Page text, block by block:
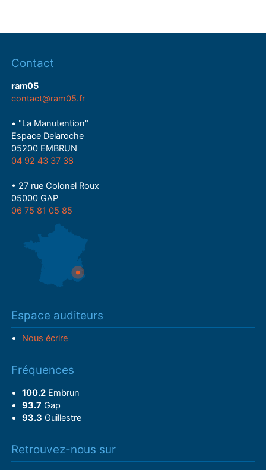
Contact
ram05
contact@ram05.fr
• "La Manutention"
Espace Delaroche
05200 EMBRUN
04 92 43 37 38
• 27 rue Colonel Roux
05000 GAP
06 75 81 05 85
Espace auditeurs
Nous écrire
Fréquences
100.2Embrun
93.7 Gap
93.3 Guillestre
Retrouvez-nous sur